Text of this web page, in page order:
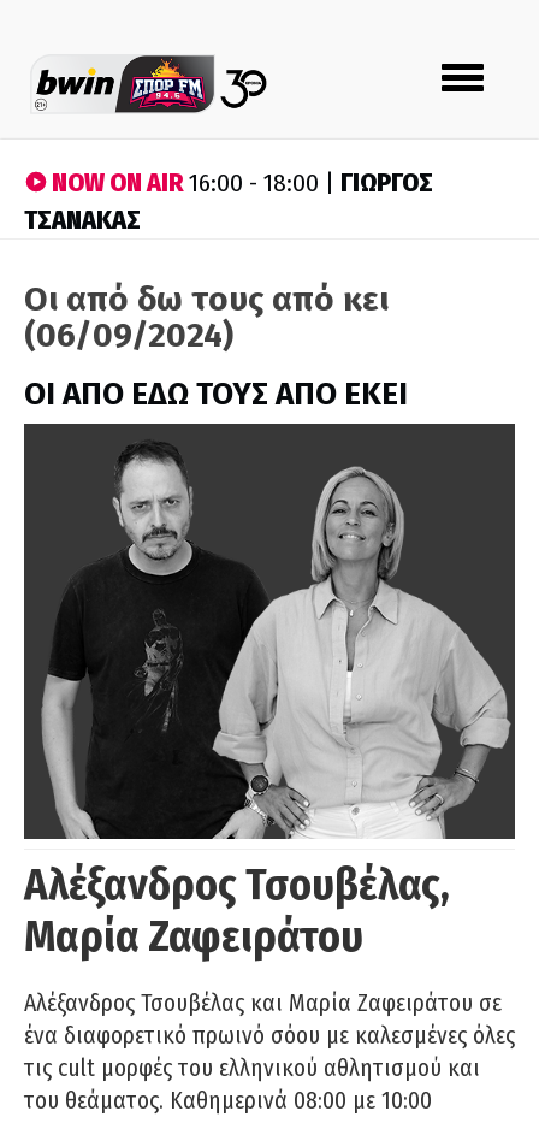
Toggle
navigation
NOW ON AIR16:00 - 18:00 | ΓΙΩΡΓΟΣ
ΤΣΑΝΑΚΑΣ
Οι από δω τους από κει
(06/09/2024)
ΟΙ ΑΠΟ ΕΔΩ ΤΟΥΣ ΑΠΟ ΕΚΕΙ
Αλέξανδρος Τσουβέλας,
Μαρία Ζαφειράτου
Αλέξανδρος Τσουβέλας και Μαρία Ζαφειράτου σε
ένα διαφορετικό πρωινό σόου με καλεσμένες όλες
τις cult μορφές του ελληνικού αθλητισμού και
του θεάματος. Καθημερινά 08:00 με 10:00